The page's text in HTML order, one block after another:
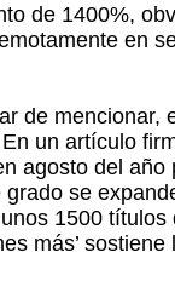
de 1400%,
en
de mencionar,
un artículo
agosto del año
se
1500 títulos
más’ sostiene